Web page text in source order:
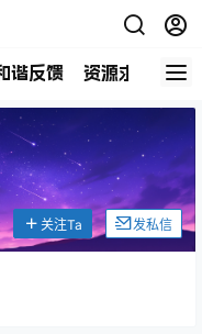
谐反馈 资源求助 商
关注Ta 发私信